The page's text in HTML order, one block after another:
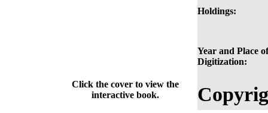
Holdings:
Year and Place of
Digitization:
Click the cover to view the
interactive book.